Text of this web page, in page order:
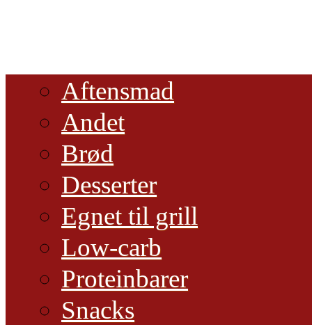
Aftensmad
Andet
Brød
Desserter
Egnet til grill
Low-carb
Proteinbarer
Snacks